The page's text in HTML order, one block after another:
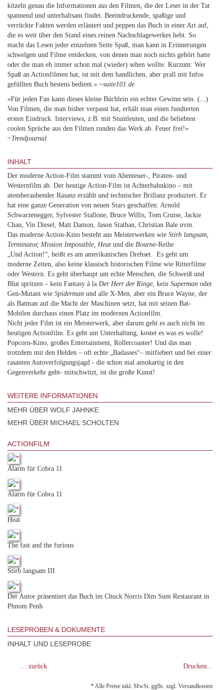
kitzeln genau die Informationen aus den Filmen, die der Leser in der Tat
spannend und unterhaltsam findet. Beeindruckende, spaßige und
verrückte Fakten werden erläutert und peppen das Buch in einer Art auf,
die es weit über den Stand eines reinen Nachschlagewerkes hebt. So
macht das Lesen jeder einzelnen Seite Spaß, man kann in Erinnerungen
schwelgen und Filme entdecken, von denen man noch nichts gehört hatte
oder die man eh immer schon mal (wieder) sehen wollte. Kurzum: Wer
Spaß an Actionfilmen hat, ist mit dem handlichen, aber prall mit Infos
gefüllten Buch bestens bedient.» ~suite101.de
«Für jeden Fan kann dieses kleine Büchlein ein echter Gewinn sein. (...)
Von Filmen, die man bisher verpasst hat, erhält man einen fundierten
ersten Eindruck. Interviews, z.B. mit Stuntleuten, und die beliebten
coolen Sprüche aus den Filmen runden das Werk ab. Feuer frei!»
~Trendjournal
INHALT
Der moderne Action-Film stammt vom Abenteuer-, Piraten- und
Westernfilm ab. Der heutige Action-Film ist Achterbahnkino – mit
atemberaubender Rasanz erzählt und technischer Brillanz produziert. Er
hat eine ganze Generation von neuen Stars geschaffen: Arnold
Schwarzenegger, Sylvester Stallone, Bruce Willis, Tom Cruise, Jackie
Chan, Vin Diesel, Matt Damon, Jason Stathan, Christian Bale uvm.
Das moderne Action-Kino besteht aus Meisterwerken wie Stirb langsam,
Terminator, Mission Impossible, Heat und die Bourne-Reihe
„Und Action!“, heißt es am amerikanischen Drehset. Es geht um
moderne Zeiten, also keine klassisch historischen Filme wie Ritterfilme
oder Western. Es geht überhaupt um echte Menschen, die Schweiß und
Blut spritzen – kein Fantasy á la Der Herr der Ringe, kein Superman oder
Gen-Mutant wie Spiderman und alle X-Men, aber ein Bruce Wayne, der
als Batman auf die Macht der Maschinen setzt, hat mit seinen Bat-
Mobilen durchaus einen Platz im modernen Actionfilm.
Nicht jeder Film ist ein Meisterwerk, aber darum geht es auch nicht im
heutigen Actionfilm. Es geht um Unterhaltung, kostet es was es wolle!
Popcorn-Kino, großes Entertainment, Rollercoaster! Und das man
trotzdem mit den Helden – oft echte „Badasses“– mitfiebert und bei einer
rasanten Autoverfolgungsjagd - die schon mal amokartig in den
Gegenverkehr geht- mitschwitzt, ist die große Kunst!
WEITERE INFORMATIONEN
MEHR ÜBER WOLF JAHNKE
MEHR ÜBER MICHAEL SCHOLTEN
ACTIONFILM
Alarm für Cobra 11
Alarm für Cobra 11
Heat
The fast and the furious
Stirb langsam III
Der Autor präsentiert das Buch im Chuck Norris Dim Sum Restaurant in
Phnom Penh
LESEPROBEN & DOKUMENTE
INHALT UND LESEPROBE
… zurück Drucken...
* Alle Preise inkl. MwSt. ggfls. zzgl. Versandkosten